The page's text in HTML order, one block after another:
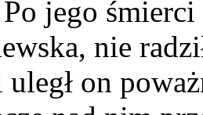
jego
nie
on